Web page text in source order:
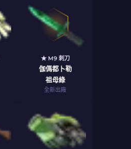
★ M9 刺刀
伽傌都卜勒
祖母綠
全新出廠